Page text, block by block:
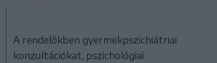
A rendelőkben gyermekpszichiátriai
konzultációkat, pszichológiai